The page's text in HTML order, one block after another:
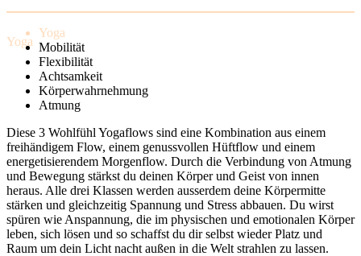
Yoga
Yoga
Mobilität
Flexibilität
Achtsamkeit
Körperwahrnehmung
Atmung
Diese 3 Wohlfühl Yogaflows sind eine Kombination aus einem
freihändigem Flow, einem genussvollen Hüftflow und einem
energetisierendem Morgenflow. Durch die Verbindung von Atmung
und Bewegung stärkst du deinen Körper und Geist von innen
heraus. Alle drei Klassen werden ausserdem deine Körpermitte
stärken und gleichzeitig Spannung und Stress abbauen. Du wirst
spüren wie Anspannung, die im physischen und emotionalen Körper
leben, sich lösen und so schaffst du dir selbst wieder Platz und
Raum um dein Licht nacht außen in die Welt strahlen zu lassen.